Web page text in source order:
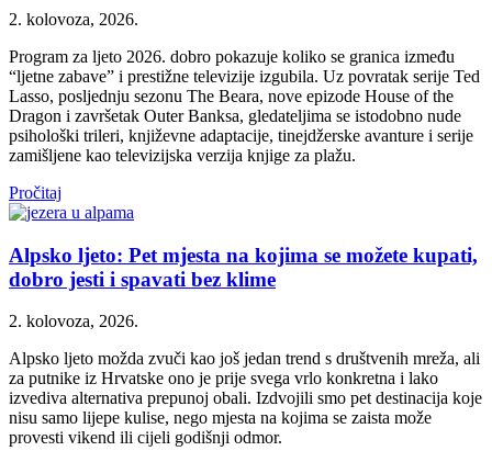
2. kolovoza, 2026.
Program za ljeto 2026. dobro pokazuje koliko se granica između
“ljetne zabave” i prestižne televizije izgubila. Uz povratak serije Ted
Lasso, posljednju sezonu The Beara, nove epizode House of the
Dragon i završetak Outer Banksa, gledateljima se istodobno nude
psihološki trileri, književne adaptacije, tinejdžerske avanture i serije
zamišljene kao televizijska verzija knjige za plažu.
Pročitaj
Alpsko ljeto: Pet mjesta na kojima se možete kupati,
dobro jesti i spavati bez klime
2. kolovoza, 2026.
Alpsko ljeto možda zvuči kao još jedan trend s društvenih mreža, ali
za putnike iz Hrvatske ono je prije svega vrlo konkretna i lako
izvediva alternativa prepunoj obali. Izdvojili smo pet destinacija koje
nisu samo lijepe kulise, nego mjesta na kojima se zaista može
provesti vikend ili cijeli godišnji odmor.